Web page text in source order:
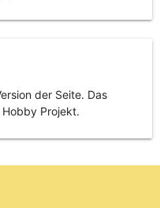
der Seite. Das
Projekt.